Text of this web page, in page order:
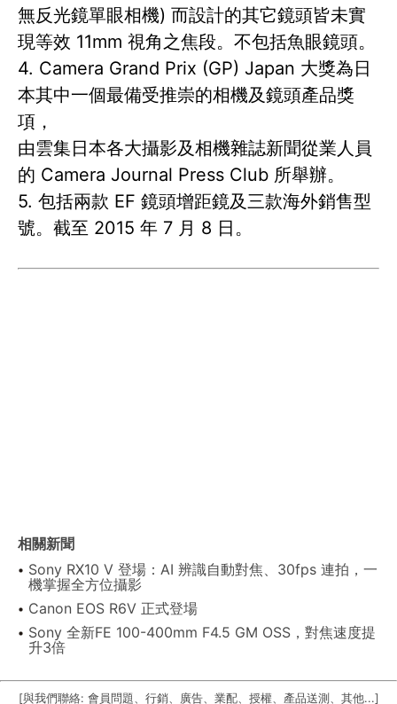
無反光鏡單眼相機) 而設計的其它鏡頭皆未實
現等效 11mm 視角之焦段。不包括魚眼鏡頭。
4. Camera Grand Prix (GP) Japan 大獎為日
本其中一個最備受推崇的相機及鏡頭產品獎
項，
由雲集日本各大攝影及相機雜誌新聞從業人員
的 Camera Journal Press Club 所舉辦。
5. 包括兩款 EF 鏡頭增距鏡及三款海外銷售型
號。截至 2015 年 7 月 8 日。
相關新聞
Sony RX10 V 登場：AI 辨識自動對焦、30fps 連拍，一
機掌握全方位攝影
Canon EOS R6V 正式登場
Sony 全新FE 100-400mm F4.5 GM OSS，對焦速度提
升3倍
[與我們聯絡: 會員問題、行銷、廣告、業配、授權、產品送測、其他...]